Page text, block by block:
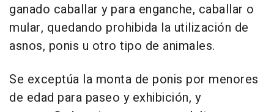
ganado caballar y para enganche, caballar o
mular, quedando prohibida la utilización de
asnos, ponis u otro tipo de animales.
Se exceptúa la monta de ponis por menores
de edad para paseo y exhibición, y